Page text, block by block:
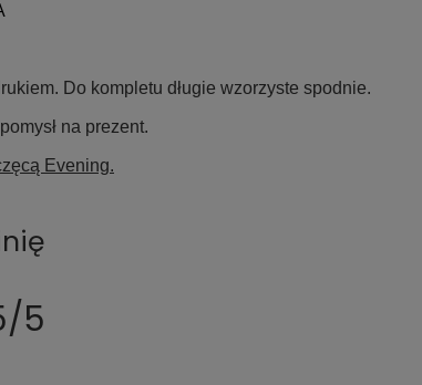
Do kompletu długie wzorzyste spodnie.
na prezent.
Evening.
5